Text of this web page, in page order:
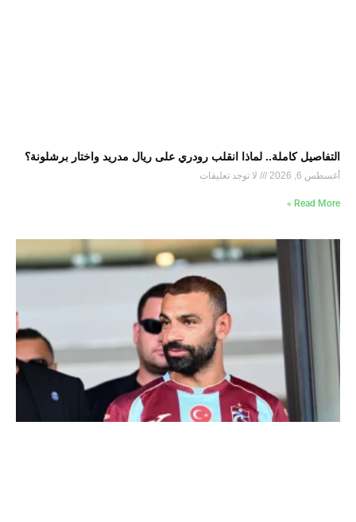
التفاصيل كاملة.. لماذا انقلب رودري على ريال مدريد واختار برشلونة؟
أغسطس 6, 2026 لا توجد تعليقات
Read More »